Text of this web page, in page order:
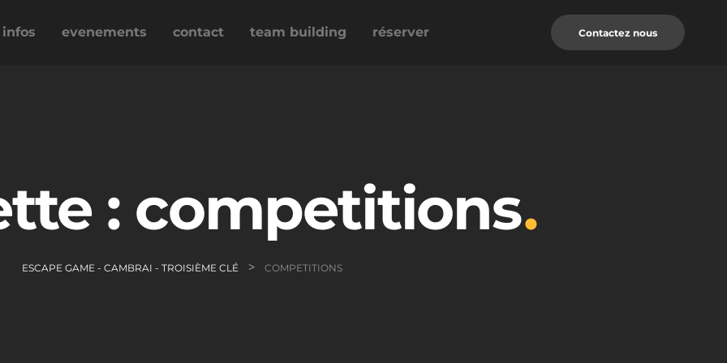
infos evenements contact team building réserver Contactez nous
: competitions
ESCAPE GAME - CAMBRAI - TROISIÈME CLÉ > COMPETITIONS